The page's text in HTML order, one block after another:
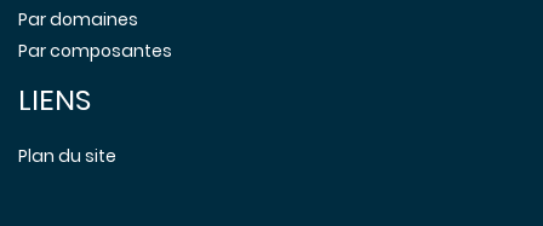
Par domaines
Par composantes
LIENS
Plan du site